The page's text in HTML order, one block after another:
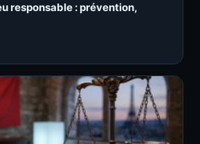
responsable : prévention,